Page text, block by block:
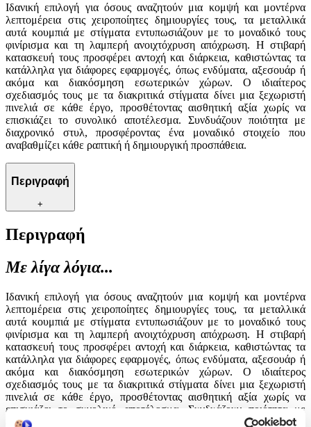
Ιδανική επιλογή για όσους αναζητούν μια κομψή και μοντέρνα
λεπτομέρεια στις χειροποίητες δημιουργίες τους, τα μεταλλικά
αυτά κουμπιά με στίγματα εντυπωσιάζουν με το μοναδικό τους
φινίρισμα και τη λαμπερή ανοιχτόχρυση απόχρωση. Η στιβαρή
κατασκευή τους προσφέρει αντοχή και διάρκεια, καθιστώντας τα
κατάλληλα για διάφορες εφαρμογές, όπως ενδύματα, αξεσουάρ ή
ακόμα και διακόσμηση εσωτερικών χώρων. Ο ιδιαίτερος
σχεδιασμός τους με τα διακριτικά στίγματα δίνει μια ξεχωριστή
πινελιά σε κάθε έργο, προσθέτοντας αισθητική αξία χωρίς να
επισκιάζει το συνολικό αποτέλεσμα. Συνδυάζουν ποιότητα με
διαχρονικό στυλ, προσφέροντας ένα μοναδικό στοιχείο που
αναβαθμίζει κάθε ραπτική ή δημιουργική προσπάθεια.
Περιγραφή
+
Περιγραφή
Με λίγα λόγια...
Ιδανική επιλογή για όσους αναζητούν μια κομψή και μοντέρνα
λεπτομέρεια στις χειροποίητες δημιουργίες τους, τα μεταλλικά
αυτά κουμπιά με στίγματα εντυπωσιάζουν με το μοναδικό τους
φινίρισμα και τη λαμπερή ανοιχτόχρυση απόχρωση. Η στιβαρή
κατασκευή τους προσφέρει αντοχή και διάρκεια, καθιστώντας τα
κατάλληλα για διάφορες εφαρμογές, όπως ενδύματα, αξεσουάρ ή
ακόμα και διακόσμηση εσωτερικών χώρων. Ο ιδιαίτερος
σχεδιασμός τους με τα διακριτικά στίγματα δίνει μια ξεχωριστή
πινελιά σε κάθε έργο, προσθέτοντας αισθητική αξία χωρίς να
επισκιάζει το συνολικό αποτέλεσμα. Συνδυάζουν ποιότητα με
διαχρονικό στυλ, προσφέροντας ένα μοναδικό στοιχείο που